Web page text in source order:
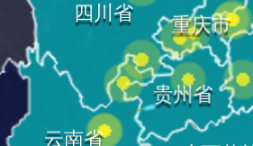
重庆市
贵州省
四川省
云南省